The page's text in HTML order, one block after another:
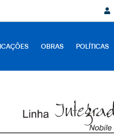
OBRAS POLÍTICAS